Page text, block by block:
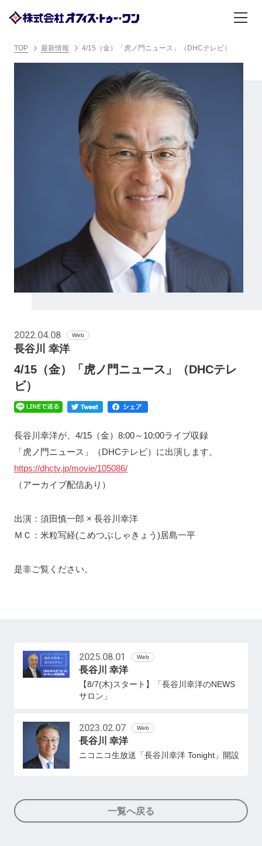
TOP 最新情報 4/15（金）「虎ノ門ニュース」（DHCテレビ）
2022.04.08 Web
長谷川 幸洋
4/15（金）「虎ノ門ニュース」（DHCテレ
ビ）
長谷川幸洋が、4/15（金）8:00～10:00ライブ収録
「虎ノ門ニュース」（DHCテレビ）に出演します。
https://dhctv.jp/movie/105086/
（アーカイブ配信あり）
出演：須田慎一郎 × 長谷川幸洋
ＭＣ：米粒写経(こめつぶしゃきょう)居島一平
是非ご覧ください。
2025.08.01 Web
長谷川 幸洋
【8/7(木)スタート】「長谷川幸洋のNEWS
サロン」
2023.02.07 Web
長谷川 幸洋
ニコニコ生放送「長谷川幸洋 Tonight」開設
一覧へ戻る